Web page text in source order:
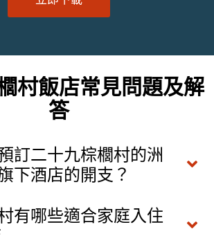
村飯店常見問題及解
答
訂二十九棕櫚村的洲
下酒店的開支？
有哪些適合家庭入住